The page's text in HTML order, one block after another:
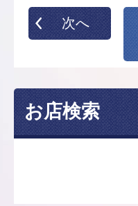
次へ
お店検索